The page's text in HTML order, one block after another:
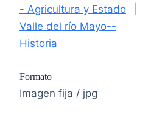
- Agricultura y Estado
Valle del río Mayo--
Historia
Formato
Imagen fija / jpg